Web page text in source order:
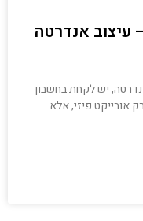
עיצוב אנדרטה
יש לקחת בחשבון
אובייקט פיזי, אלא